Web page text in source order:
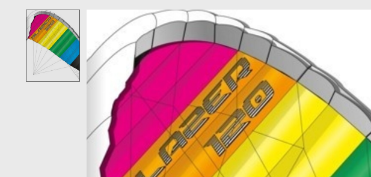
Product image slideshow Items